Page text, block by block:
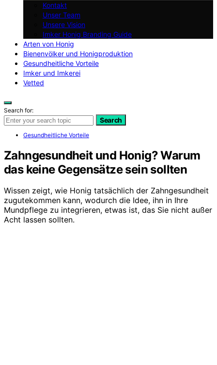
Kontakt
Unser Team
Unsere Vision
Imker Honig Branding Guide
Arten von Honig
Bienenvölker und Honigproduktion
Gesundheitliche Vorteile
Imker und Imkerei
Vetted
Search for:
Search
Gesundheitliche Vorteile
Zahngesundheit und Honig? Warum
das keine Gegensätze sein sollten
Wissen zeigt, wie Honig tatsächlich der Zahngesundheit
zugutekommen kann, wodurch die Idee, ihn in Ihre
Mundpflege zu integrieren, etwas ist, das Sie nicht außer
Acht lassen sollten.